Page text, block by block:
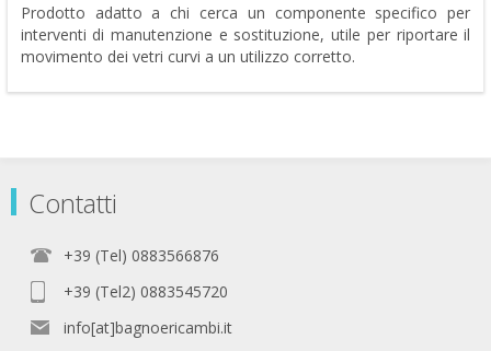
Prodotto adatto a chi cerca un componente specifico per
interventi di manutenzione e sostituzione, utile per riportare il
movimento dei vetri curvi a un utilizzo corretto.
Contatti
+39 (Tel) 0883566876
+39 (Tel2) 0883545720
info[at]bagnoericambi.it